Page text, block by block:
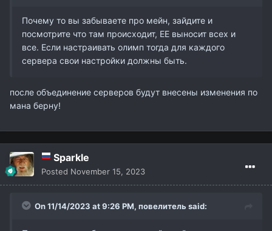
Почему то вы забываете про мейн, зайдите и
посмотрите что там происходит, ЕЕ выносит всех и
все. Если настраивать олимп тогда для каждого
сервера свои настройки должны быть.
после объединение серверов будут внесены изменения по
мана берну!
Sparkle
Posted November 15, 2023
On 11/14/2023 at 9:26 PM, повелитель said: